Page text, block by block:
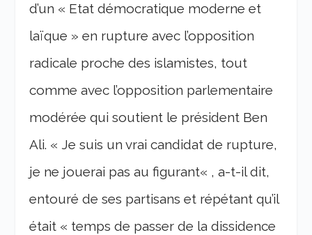
d’un « Etat démocratique moderne et
laïque » en rupture avec l’opposition
radicale proche des islamistes, tout
comme avec l’opposition parlementaire
modérée qui soutient le président Ben
Ali. « Je suis un vrai candidat de rupture,
je ne jouerai pas au figurant« , a-t-il dit,
entouré de ses partisans et répétant qu’il
était « temps de passer de la dissidence